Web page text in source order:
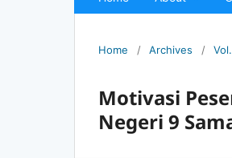
Home / Archives /
Motivasi
Negeri 9